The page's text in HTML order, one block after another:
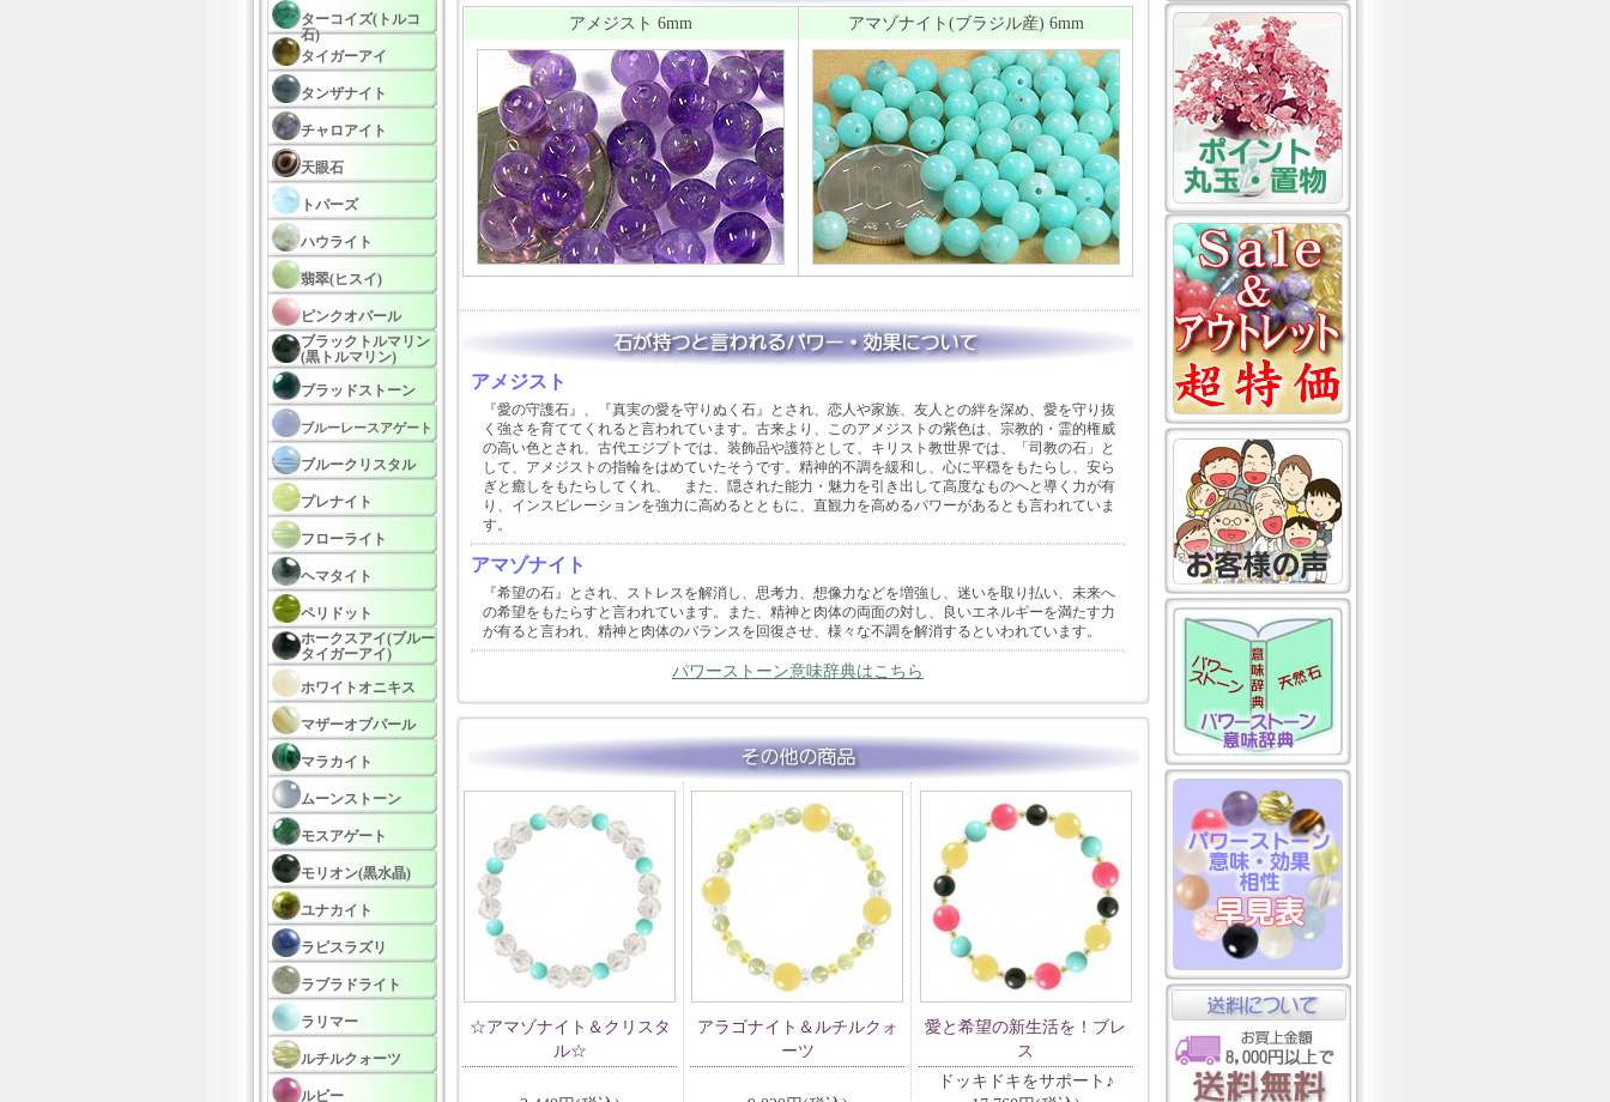
ターコイズ(トルコ
石)
タイガーアイ
タンザナイト
チャロアイト
天眼石
トパーズ
ハウライト
翡翠(ヒスイ)
ピンクオパール
ブラックトルマリン
(黒トルマリン)
ブラッドストーン
ブルーレースアゲート
ブルークリスタル
プレナイト
フローライト
ヘマタイト
ペリドット
ホークスアイ(ブルー
タイガーアイ)
ホワイトオニキス
マザーオブパール
マラカイト
ムーンストーン
モスアゲート
モリオン(黒水晶)
ユナカイト
ラピスラズリ
ラブラドライト
ラリマー
ルチルクォーツ
ルビー
アメジスト 6mm アマゾナイト(ブラジル産) 6mm
アメジスト
『愛の守護石』、『真実の愛を守りぬく石』とされ、恋人や家族、友人との絆を深め、愛を守り抜
く強さを育ててくれると言われています。古来より、このアメジストの紫色は、宗教的・霊的権威
の高い色とされ、古代エジプトでは、装飾品や護符として、キリスト教世界では、「司教の石」と
して、アメジストの指輪をはめていたそうです。精神的不調を緩和し、心に平穏をもたらし、安ら
ぎと癒しをもたらしてくれ、 また、隠された能力・魅力を引き出して高度なものへと導く力が有
り、インスピレーションを強力に高めるとともに、直観力を高めるパワーがあるとも言われていま
す。
アマゾナイト
『希望の石』とされ、ストレスを解消し、思考力、想像力などを増強し、迷いを取り払い、未来へ
の希望をもたらすと言われています。また、精神と肉体の両面の対し、良いエネルギーを満たす力
が有ると言われ、精神と肉体のバランスを回復させ、様々な不調を解消するといわれています。
パワーストーン意味辞典はこちら
☆アマゾナイト＆クリスタ
ル☆
アラゴナイト＆ルチルクォ
ーツ
愛と希望の新生活を！ブレ
ス
ドッキドキをサポート♪